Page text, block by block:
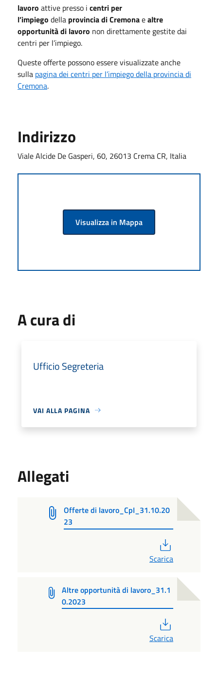
lavoro attive presso i centri per
l’impiego della provincia di Cremonaealtre
opportunità di lavoro non direttamente gestite dai
centri per l’impiego.
Queste offerte possono essere visualizzate anche
sulla pagina dei centri per l’impiego della provincia di
Cremona.
Indirizzo
Viale Alcide De Gasperi, 60, 26013 Crema CR, Italia
Visualizza in Mappa
A cura di
Ufficio Segreteria
VAI ALLA PAGINA
Allegati
Offerte di lavoro_CpI_31.10.20
23
Scarica
Altre opportunità di lavoro_31.1
0.2023
Scarica